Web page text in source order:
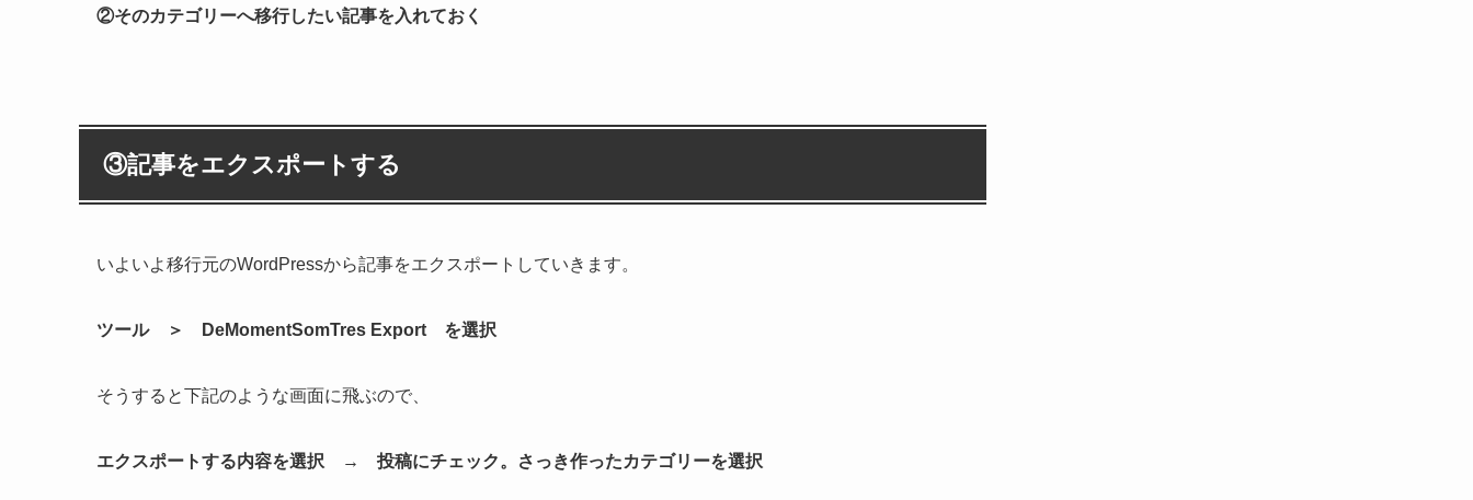
②そのカテゴリーへ移行したい記事を入れておく
③記事をエクスポートする
いよいよ移行元のWordPressから記事をエクスポートしていきます。
ツール ＞ DeMomentSomTres Export を選択
そうすると下記のような画面に飛ぶので、
エクスポートする内容を選択 → 投稿にチェック。さっき作ったカテゴリーを選択